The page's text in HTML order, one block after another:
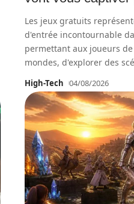
Les jeux gratuits
d'entrée incontournable
permettant aux joueurs
mondes, d'explorer des
High-Tech 04/08/2026